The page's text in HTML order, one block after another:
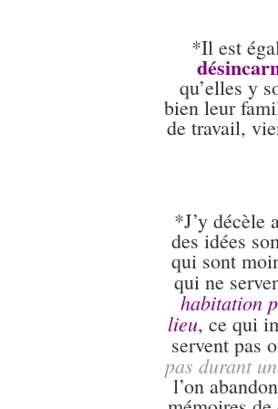
*Il est
qu’elles y
bien leur
de travail,
*J’y décèle
des idées
qui sont
qui ne
habitation
lieu, ce qui
servent pas
pas durant
l’on